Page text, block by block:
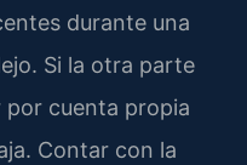
durante una
Si la otra parte
por cuenta propia
Contar con la